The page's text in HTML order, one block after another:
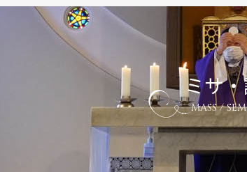
ミサ
MASS /